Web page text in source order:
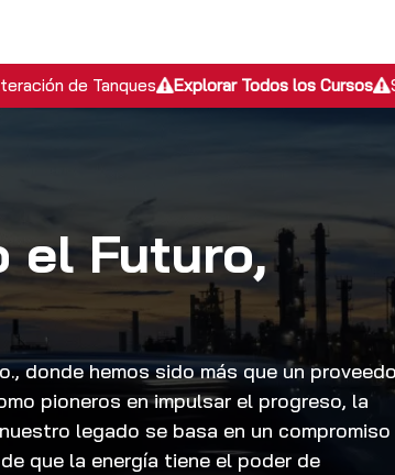
de Tanques Explorar Todos los Cursos
el Futuro,
donde hemos sido más que un
pioneros en impulsar el progreso, la
legado se basa en un compromiso
que la energía tiene el poder de